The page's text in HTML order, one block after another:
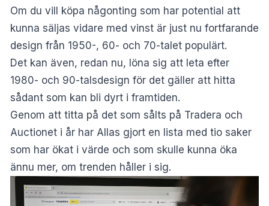
Om du vill köpa någonting som har potential att
kunna säljas vidare med vinst är just nu fortfarande
design från 1950-, 60- och 70-talet populärt.
Det kan även, redan nu, löna sig att leta efter
1980- och 90-talsdesign för det gäller att hitta
sådant som kan bli dyrt i framtiden.
Genom att titta på det som sålts på Tradera och
Auctionet i år har Allas gjort en lista med tio saker
som har ökat i värde och som skulle kunna öka
ännu mer, om trenden håller i sig.